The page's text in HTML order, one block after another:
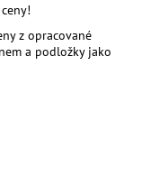
z opracované
a podložky jako